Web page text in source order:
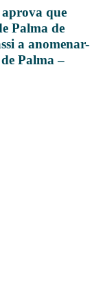
que
Palma de
a anomenar-
Palma –